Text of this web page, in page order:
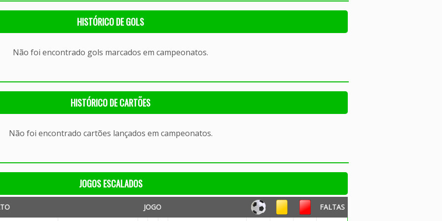
HISTÓRICO DE GOLS
Não foi encontrado gols marcados em campeonatos.
HISTÓRICO DE CARTÕES
Não foi encontrado cartões lançados em campeonatos.
JOGOS ESCALADOS
JOGO FALTAS